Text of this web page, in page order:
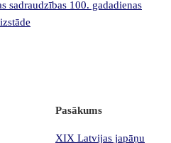
sadraudzības 100. gadadienas
Pasākums
XIX Latvijas japāņu